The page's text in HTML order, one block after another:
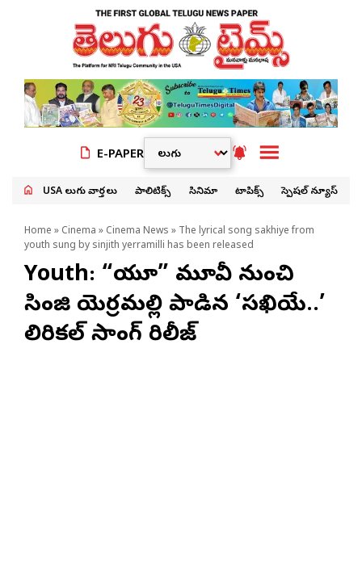
E-PAPER
USA తెలుగు వార్తలు పాలిటిక్స్ సినిమా టాపిక్స్ స్పెషల్ న్యూస్
Home » Cinema » Cinema News » The lyrical song sakhiye from
youth sung by sinjith yerramilli has been released
Youth: “యూత్” మూవీ నుంచి
సింజిత్ యెర్రమల్లి పాడిన ‘సఖియే..’
లిరికల్ సాంగ్ రిలీజ్